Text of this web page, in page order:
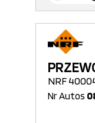
NRF
Nr Autos